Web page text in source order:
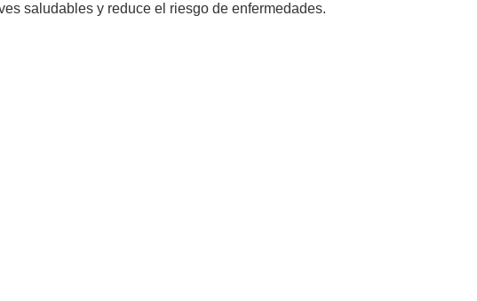
saludables y reduce el riesgo de enfermedades.